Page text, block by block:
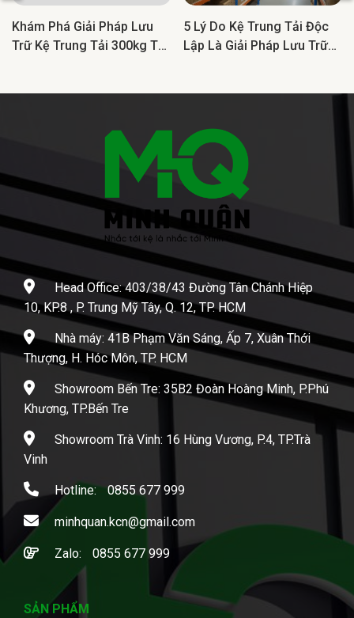
Khám Phá Giải Pháp Lưu
Trữ Kệ Trung Tải 300kg Tối
5 Lý Do Kệ Trung Tải Độc
Lập Là Giải Pháp Lưu Trữ
Head Office: 403/38/43 Đường Tân Chánh Hiệp
10, KP.8 , P. Trung Mỹ Tây, Q. 12, TP. HCM
Nhà máy: 41B Phạm Văn Sáng, Ấp 7, Xuân Thới
Thượng, H. Hóc Môn, TP. HCM
Showroom Bến Tre: 35B2 Đoàn Hoàng Minh, P.Phú
Khương, TP.Bến Tre
Showroom Trà Vinh: 16 Hùng Vương, P.4, TP.Trà
Vinh
Hotline: 0855 677 999
minhquan.kcn@gmail.com
Zalo: 0855 677 999
SẢN PHẨM